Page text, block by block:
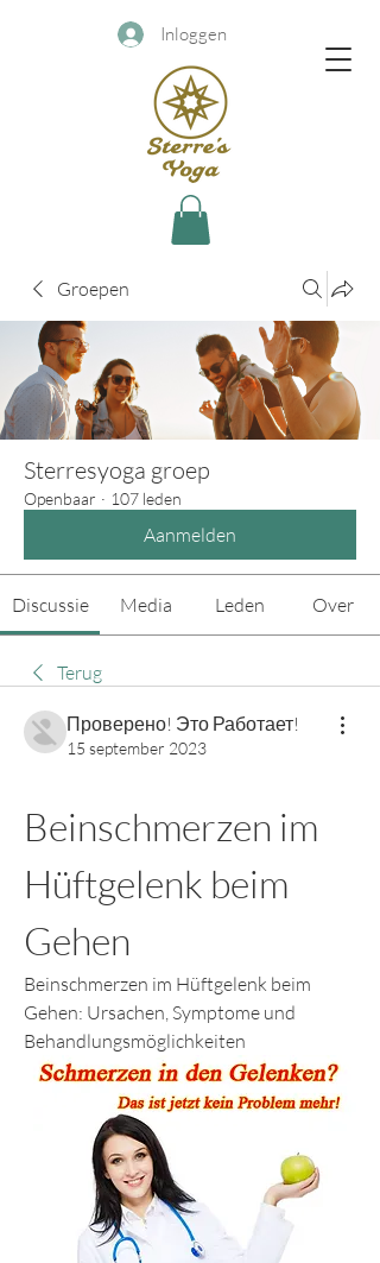
Inloggen
Groepen
Sterresyoga groep
Openbaar · 107 leden
Aanmelden
Discussie Media Leden Over
Terug
Проверено! Это Работает!
15 september 2023
Beinschmerzen im
Hüftgelenk beim
Gehen
Beinschmerzen im Hüftgelenk beim
Gehen: Ursachen, Symptome und
Behandlungsmöglichkeiten